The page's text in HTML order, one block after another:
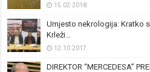
15.02.2018.
Umjesto nekrologija: Kratko
Krleži…
12.10.2017.
DIREKTOR “MERCEDESA”